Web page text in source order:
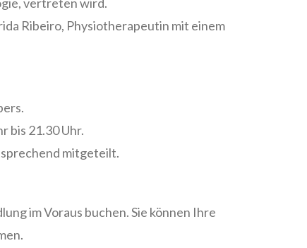
Ribeiro, Physiotherapeutin mit einem
bis 21.30 Uhr.
mitgeteilt.
im Voraus buchen. Sie können Ihre